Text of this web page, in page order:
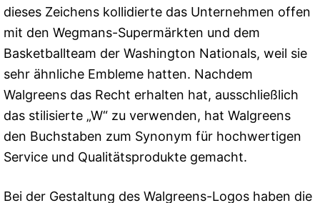
dieses Zeichens kollidierte das Unternehmen offen
mit den Wegmans-Supermärkten und dem
Basketballteam der Washington Nationals, weil sie
sehr ähnliche Embleme hatten. Nachdem
Walgreens das Recht erhalten hat, ausschließlich
das stilisierte „W“ zu verwenden, hat Walgreens
den Buchstaben zum Synonym für hochwertigen
Service und Qualitätsprodukte gemacht.
Bei der Gestaltung des Walgreens-Logos haben die